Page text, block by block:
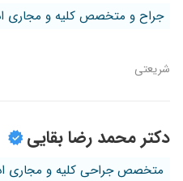
جراح و متخصص کلیه و مجاری
شریعتی
دکتر محمد رضا بقایی
متخصص جراحی کلیه و مجاری